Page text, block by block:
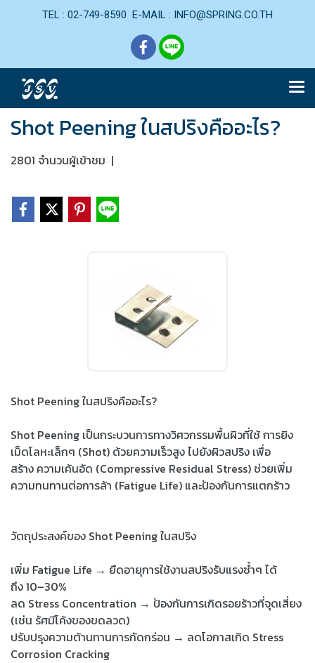
TEL : 02-749-8590 E-MAIL : INFO@SPRING.CO.TH
Shot Peening ในสปริงคืออะไร?
2801 จำนวนผู้เข้าชม |
Shot Peening ในสปริงคืออะไร?
Shot Peening เป็นกระบวนการทางวิศวกรรมพื้นผิวที่ใช้ การยิง
เม็ดโลหะเล็กๆ (Shot) ด้วยความเร็วสูง ไปยังผิวสปริง เพื่อ
สร้าง ความเค้นอัด (Compressive Residual Stress) ช่วยเพิ่ม
ความทนทานต่อการล้า (Fatigue Life) และป้องกันการแตกร้าว
วัตถุประสงค์ของ Shot Peening ในสปริง
เพิ่ม Fatigue Life → ยืดอายุการใช้งานสปริงรับแรงซ้ำๆ ได้
ถึง 10–30%
ลด Stress Concentration → ป้องกันการเกิดรอยร้าวที่จุดเสี่ยง
(เช่น รัศมีโค้งของขดลวด)
ปรับปรุงความต้านทานการกัดกร่อน → ลดโอกาสเกิด Stress
Corrosion Cracking